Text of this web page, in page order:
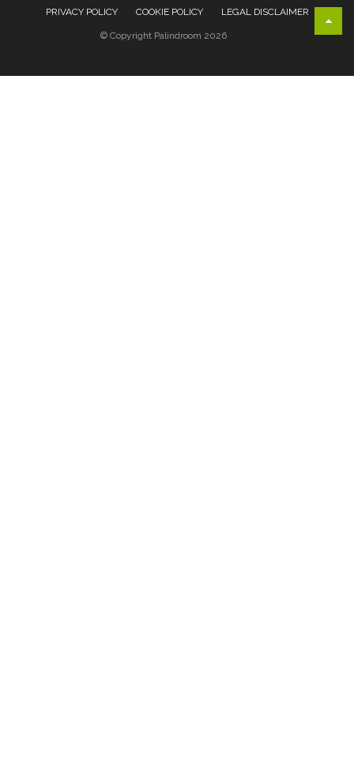
PRIVACY POLICY COOKIE POLICY LEGAL DISCLAIMER
© Copyright Palindroom 2026